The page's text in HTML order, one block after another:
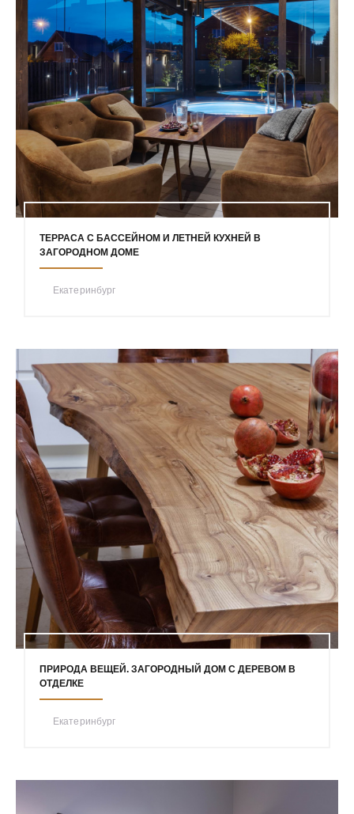
ТЕРРАСА С БАССЕЙНОМ И ЛЕТНЕЙ КУХНЕЙ В
ЗАГОРОДНОМ ДОМЕ
Екатеринбург
ПРИРОДА ВЕЩЕЙ. ЗАГОРОДНЫЙ ДОМ С ДЕРЕВОМ В
ОТДЕЛКЕ
Екатеринбург